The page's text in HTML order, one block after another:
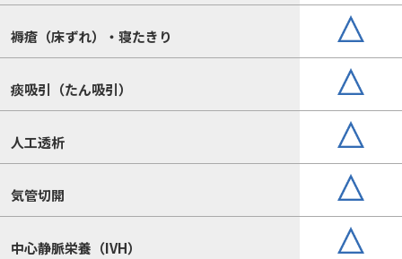
褥瘡（床ずれ）・寝たきり
痰吸引（たん吸引）
人工透析
気管切開
中心静脈栄養（IVH）